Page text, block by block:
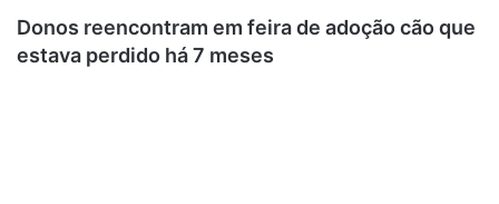
Donos reencontram em feira de adoção cão que
estava perdido há 7 meses